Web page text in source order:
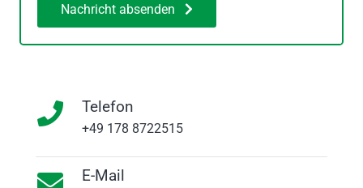
Nachricht absenden
Telefon
+49 178 8722515
E-Mail